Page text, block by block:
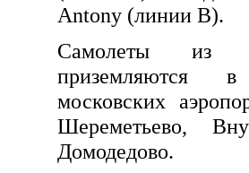
Antony (линии В).
Самолеты из
приземляются
московских
Шереметьево,
Домодедово.